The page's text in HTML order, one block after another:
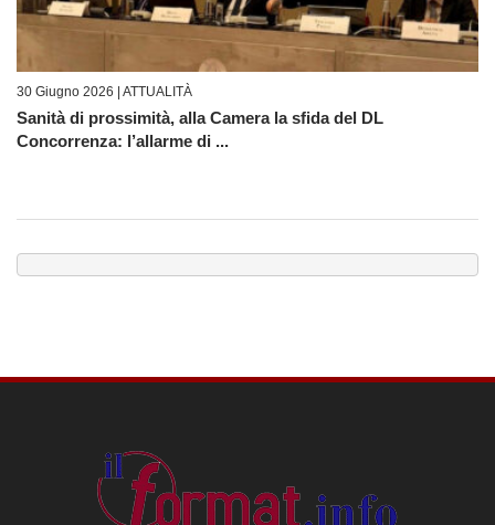
30 Giugno 2026 | ATTUALITÀ
Sanità di prossimità, alla Camera la sfida del DL
Concorrenza: l’allarme di ...